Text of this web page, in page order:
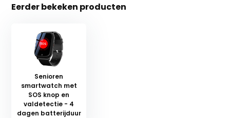
Eerder bekeken producten
Senioren
smartwatch met
SOS knop en
valdetectie - 4
dagen batterijduur